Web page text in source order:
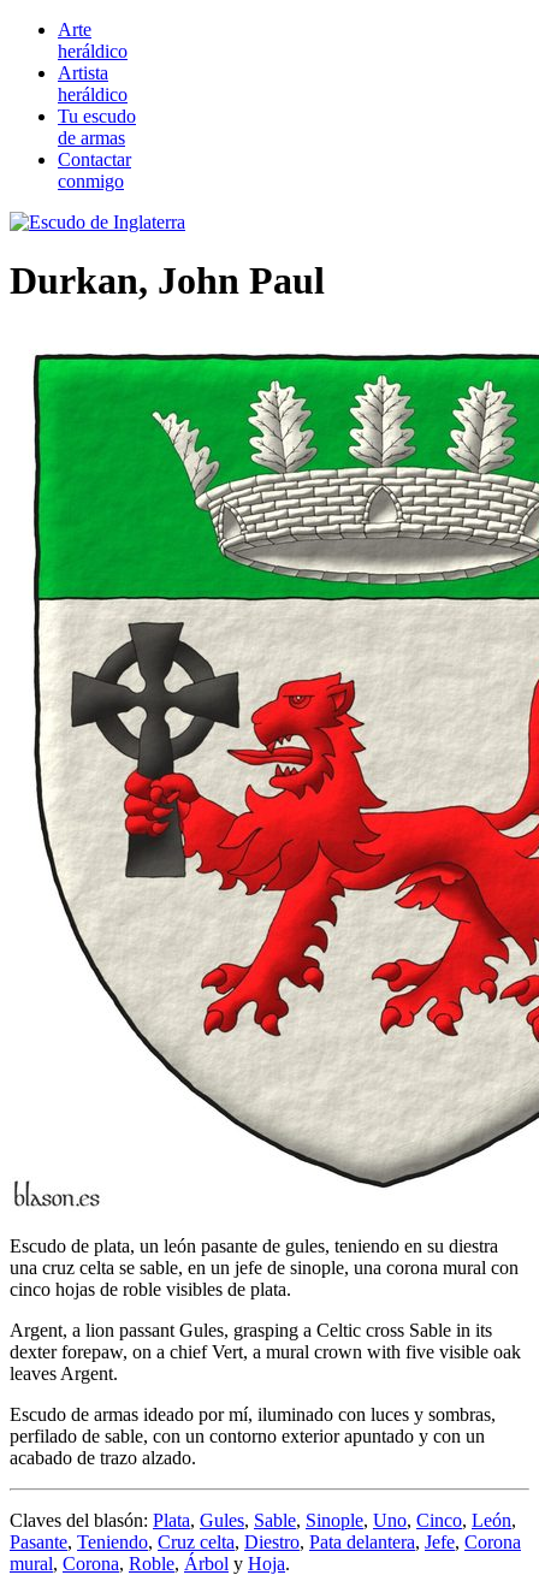
Arte
heráldico
Artista
heráldico
Tu escudo
de armas
Contactar
conmigo
Durkan, John Paul
Escudo de plata, un león pasante de gules, teniendo en su diestra
una cruz celta se sable, en un jefe de sinople, una corona mural con
cinco hojas de roble visibles de plata.
Argent, a lion passant Gules, grasping a Celtic cross Sable in its
dexter forepaw, on a chief Vert, a mural crown with five visible oak
leaves Argent.
Escudo de armas ideado por mí, iluminado con luces y sombras,
perfilado de sable, con un contorno exterior apuntado y con un
acabado de trazo alzado.
Claves del blasón: Plata, Gules, Sable, Sinople, Uno, Cinco, León,
Pasante, Teniendo, Cruz celta, Diestro, Pata delantera, Jefe, Corona
mural, Corona, Roble, Árbol y Hoja.